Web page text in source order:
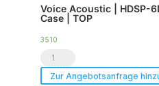
Voice Acoustic | HDSP-
Case | TOP
3510
Voice
Acoustic
Zur Angebotsanfrage